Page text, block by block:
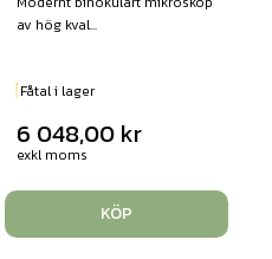
av hög kval...
Fåtal i lager
6 048,00 kr
exkl moms
KÖP